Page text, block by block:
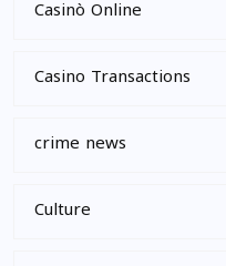
Casinò Online
Casino Transactions
crime news
Culture